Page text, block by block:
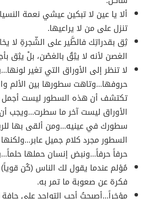
ألا يا عين لا تبكين عيشي نعمة
تنزل على من لا يراعيها.
ثِق بقدراتِك فالطَّير على الشّجرةِ لا‌
الغصن لأنه لا‌ يثِقُ بالغصْن، بلْ يثِق
لا تنظر إلى الأوراق التي تغير
حروفها...وتاهت سطورها بين الألم
تكتشف أن هذه السطور ليست أجمل
الأوراق ليست آخر ما سطرت...ويجب
سطورك في عينيه...ومن ألقى بها
السطور مجرد كلام جميل
حرفاً حرفاً...ونبض إنسان حملها
مُؤلم عندما يقول لك الناس (كُن
فكرة عن صعوبة ما تمر به.
مؤخراً...أصبحتُ أحب التواجد على حافة